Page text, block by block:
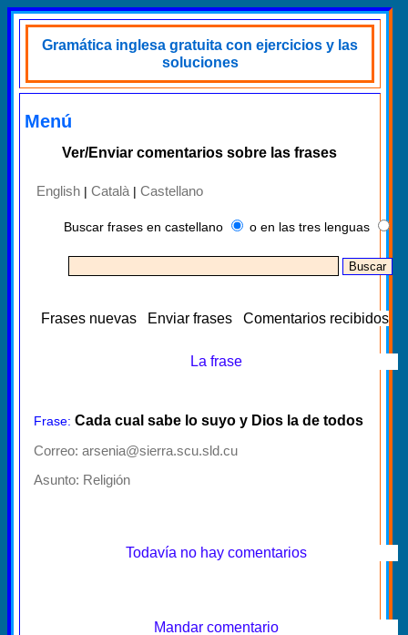
Gramática inglesa gratuita con ejercicios y las
soluciones
Menú
Ver/Enviar comentarios sobre las frases
English | Català | Castellano
Buscar frases en castellano o en las tres lenguas
Frases nuevas Enviar frases Comentarios recibidos
La frase
Frase: Cada cual sabe lo suyo y Dios la de todos
Correo: arsenia@sierra.scu.sld.cu
Asunto: Religión
Todavía no hay comentarios
Mandar comentario